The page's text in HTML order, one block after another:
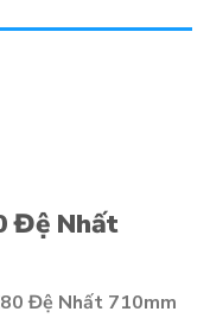
Đệ Nhất
Đệ Nhất 710mm